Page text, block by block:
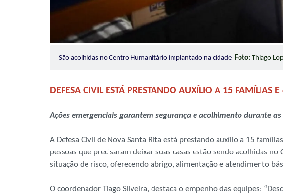
São acolhidas no Centro Humanitário implantado na cidade Foto: Thiago
DEFESA CIVIL ESTÁ PRESTANDO AUXÍLIO A 15 FAMÍLIAS
Ações emergenciais garantem segurança e acolhimento durante
A Defesa Civil de Nova Santa Rita está prestando auxílio a 15
pessoas que precisaram deixar suas casas estão sendo acolhidas
situação de risco, oferecendo abrigo, alimentação e atendimento
O coordenador Tiago Silveira, destaca o empenho das equipes: